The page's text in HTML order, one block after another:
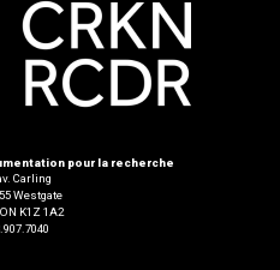
pour la recherche
Carling
Westgate
K1Z 1A2